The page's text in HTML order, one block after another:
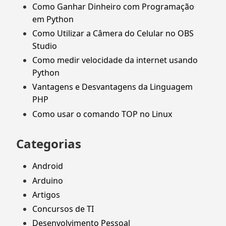
Como Ganhar Dinheiro com Programação
em Python
Como Utilizar a Câmera do Celular no OBS
Studio
Como medir velocidade da internet usando
Python
Vantagens e Desvantagens da Linguagem
PHP
Como usar o comando TOP no Linux
Categorias
Android
Arduino
Artigos
Concursos de TI
Desenvolvimento Pessoal